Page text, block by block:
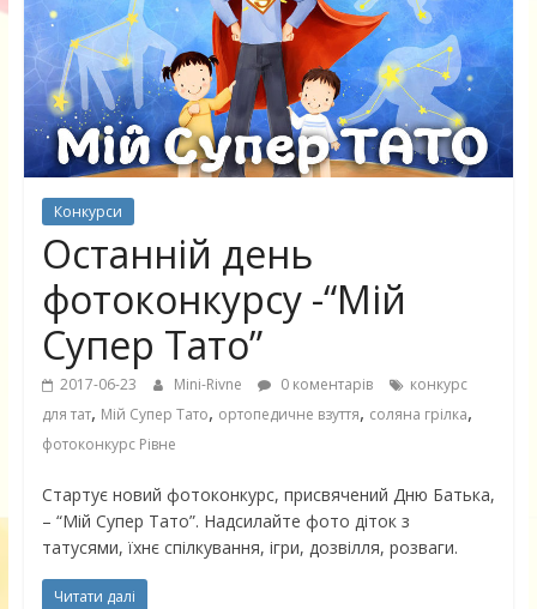
Конкурси
Останній день
фотоконкурсу -“Мій
Супер Тато”
2017-06-23 Mini-Rivne 0 коментарів
конкурс
для тат, Мій Супер Тато, ортопедичне взуття, соляна грілка,
фотоконкурс Рівне
Стартує новий фотоконкурс, присвячений Дню Батька,
– “Мій Супер Тато”. Надсилайте фото діток з
татусями, їхнє спілкування, ігри, дозвілля, розваги.
Читати далі